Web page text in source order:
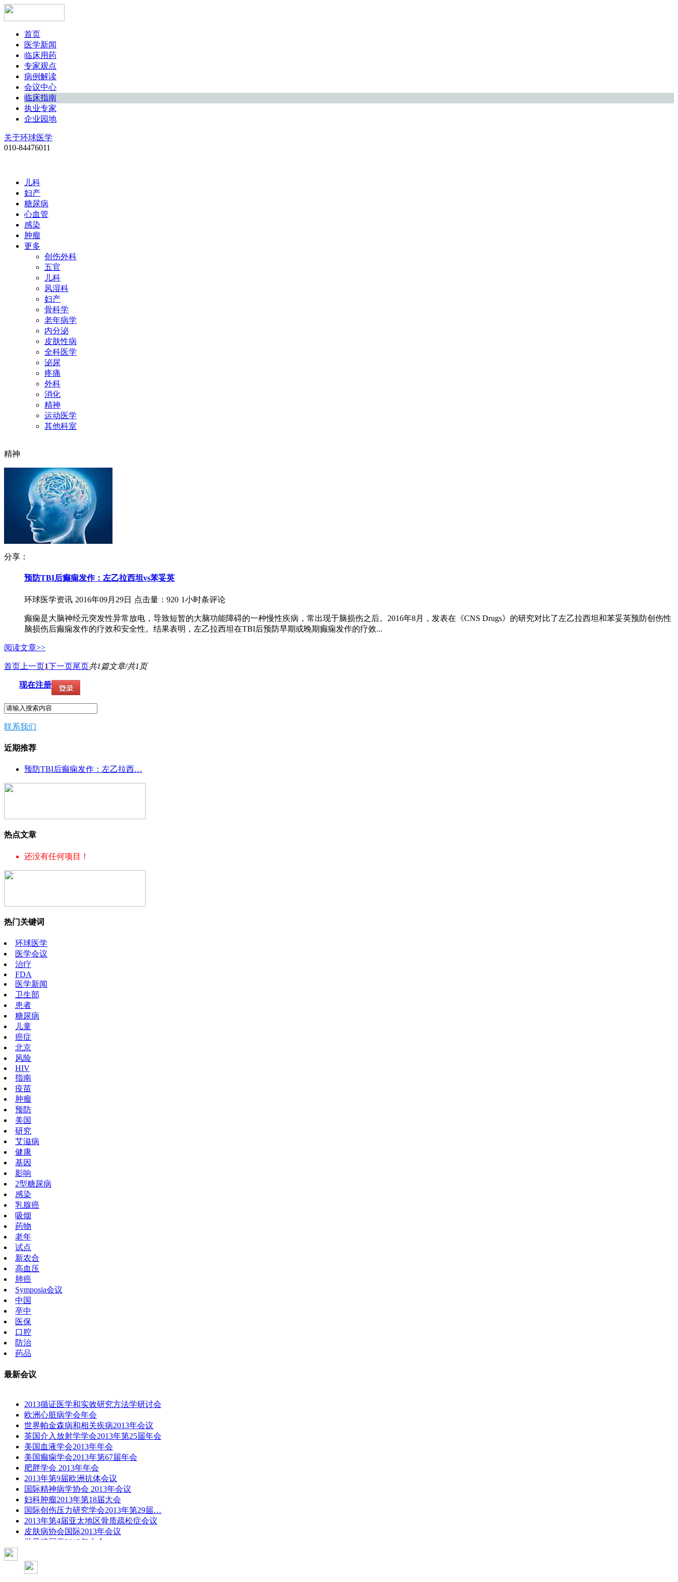
首页
医学新闻
临床用药
专家观点
病例解读
会议中心
临床指南
执业专家
企业园地
关于环球医学
010-84476011
儿科
妇产
糖尿病
心血管
感染
肿瘤
更多
创伤外科
五官
儿科
风湿科
妇产
骨科学
老年病学
内分泌
皮肤性病
全科医学
泌尿
疼痛
外科
消化
精神
运动医学
其他科室
精神
分享：
预防TBI后癫痫发作：左乙拉西坦vs苯妥英
环球医学资讯 2016年09月29日 点击量：920 1小时条评论
癫痫是大脑神经元突发性异常放电，导致短暂的大脑功能障碍的一种慢性疾病，常出现于脑损伤之后。2016年8月，发表在《CNS Drugs》的研究对比了左乙拉西坦和苯妥英预防创伤性
脑损伤后癫痫发作的疗效和安全性。结果表明，左乙拉西坦在TBI后预防早期或晚期癫痫发作的疗效...
阅读文章>>
首页 上一页1下一页尾页共1篇文章/共1页
现在注册
联系我们
近期推荐
预防TBI后癫痫发作：左乙拉西…
热点文章
还没有任何项目！
热门关键词
环球医学
医学会议
治疗
FDA
医学新闻
卫生部
患者
糖尿病
儿童
癌症
北京
风险
HIV
指南
疫苗
肿瘤
预防
美国
研究
艾滋病
健康
基因
影响
2型糖尿病
感染
乳腺癌
吸烟
药物
老年
试点
新农合
高血压
肺癌
Symposia会议
中国
卒中
医保
口腔
防治
药品
最新会议
2013循证医学和实效研究方法学研讨会
欧洲心脏病学会年会
世界帕金森病和相关疾病2013年会议
英国介入放射学学会2013年第25届年会
美国血液学会2013年年会
美国癫痫学会2013年第67届年会
肥胖学会 2013年年会
2013年第9届欧洲抗体会议
国际精神病学协会 2013年会议
妇科肿瘤2013年第18届大会
国际创伤压力研究学会2013年第29届…
2013年第4届亚太地区骨质疏松症会议
皮肤病协会国际2013年会议
世界糖尿病2013年大会
彭晓霞---诊断试验的Meta分析
武姗姗---累积Meta分析和TSA分析